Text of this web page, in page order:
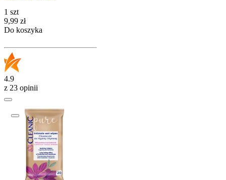
1 szt
Cena
9,99 zł
Do koszyka
4.9
z 23 opinii